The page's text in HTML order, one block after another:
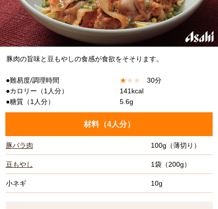
豚肉の旨味と豆もやしの食感が食欲をそそります。
●難易度/調理時間 ★★ ★
30分
●カロリー（1人分）
141kcal
●糖質（1人分）
5.6g
材料（4人分）
豚バラ肉 100g（薄切り）
豆もやし 1袋（200g）
小ネギ 10g